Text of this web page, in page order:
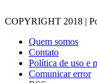
COPYRIGHT 2018 |
Quem somos
Contato
Política de uso e
Comunicar error